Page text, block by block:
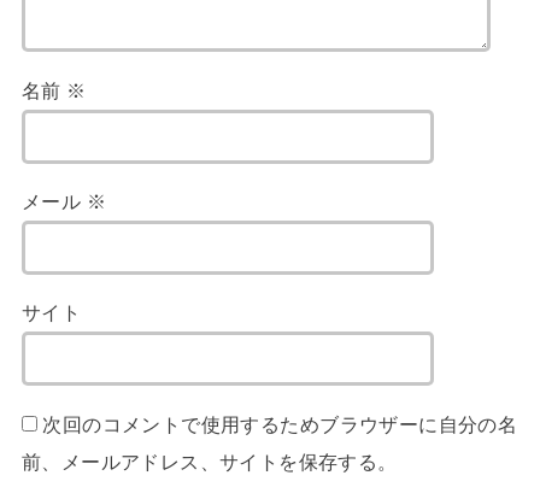
名前 ※
メール ※
サイト
次回のコメントで使用するためブラウザーに自分の名
前、メールアドレス、サイトを保存する。